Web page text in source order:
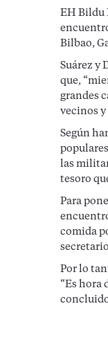
EH Bildu
Bilbao,
Suárez y
que,
grandes
vecinos y
Según
las
tesoro
Para
comida
Por lo
“Es hora